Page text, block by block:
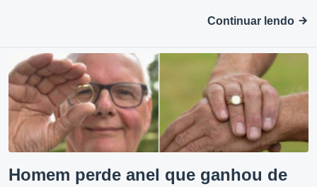
Continuar lendo
Homem perde anel que ganhou de